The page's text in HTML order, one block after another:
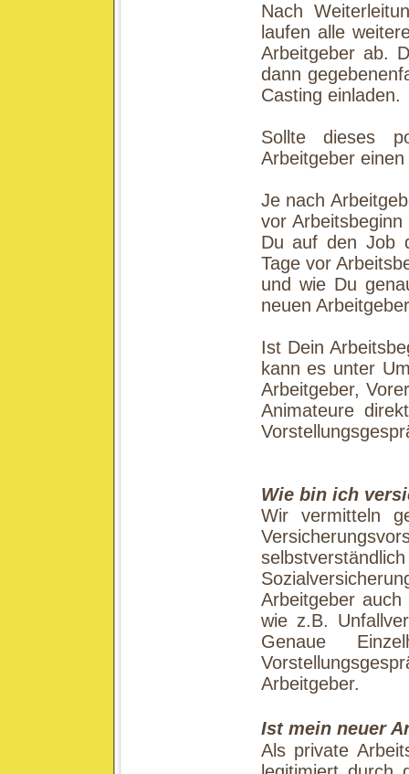
Nach
laufen alle
Arbeitgeber ab.
dann
Casting einladen.
Sollte dieses
Arbeitgeber
Je nach
vor
Du auf den Job
Tage vor
und wie Du
neuen
Ist Dein
kann es unter
Arbeitgeber,
Animateure
Wie bin ich
Wir vermitteln
Arbeitgeber auch
wie z.B.
Genaue
Arbeitgeber.
Ist mein neuer
Als private